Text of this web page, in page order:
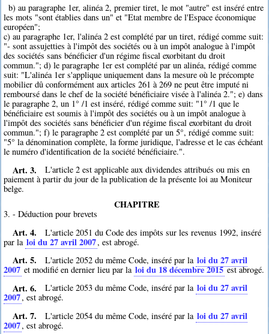
b) au paragraphe 1er, alinéa 2, premier tiret, le mot "autre" est inséré entre
les mots "sont établies dans un" et "Etat membre de l'Espace économique
européen";
c) au paragraphe 1er, l'alinéa 2 est complété par un tiret, rédigé comme suit:
"- sont assujetties à l'impôt des sociétés ou à un impôt analogue à l'impôt
des sociétés sans bénéficier d'un régime fiscal exorbitant du droit
commun."; d) le paragraphe 1er est complété par un alinéa, rédigé comme
suit: "L'alinéa 1er s'applique uniquement dans la mesure où le précompte
mobilier dû conformément aux articles 261 à 269 ne peut être imputé ni
remboursé dans le chef de la société bénéficiaire visée à l'alinéa 2."; e) dans
le paragraphe 2, un 1° /1 est inséré, rédigé comme suit: "1° /1 que le
bénéficiaire est soumis à l'impôt des sociétés ou à un impôt analogue à
l'impôt des sociétés sans bénéficier d'un régime fiscal exorbitant du droit
commun."; f) le paragraphe 2 est complété par un 5°, rédigé comme suit:
"5° la dénomination complète, la forme juridique, l'adresse et le cas échéant
le numéro d'identification de la société bénéficiaire.".
Art. 3.
L'article 2 est applicable aux dividendes attribués ou mis en
paiement à partir du jour de la publication de la présente loi au Moniteur
belge.
CHAPITRE
3. - Déduction pour brevets
Art. 4.
L'article 2051 du Code des impôts sur les revenus 1992, inséré
par la loi du 27 avril 2007, est abrogé.
Art. 5. L'article 2052 du même Code, inséré par la loi du 27 avril
2007 et modifié en dernier lieu par la loi du 18 décembre 2015est abrogé.
Art. 6. L'article 2053 du même Code, inséré par la loi du 27 avril
2007, est abrogé.
Art. 7. L'article 2054 du même Code, inséré par la loi du 27 avril
2007, est abrogé.